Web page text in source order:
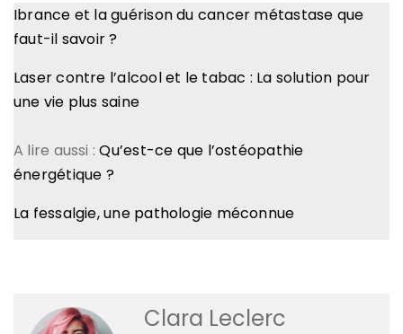
Ibrance et la guérison du cancer métastase que
faut-il savoir ?
Laser contre l’alcool et le tabac : La solution pour
une vie plus saine
A lire aussi :Qu’est-ce que l’ostéopathie
énergétique ?
La fessalgie, une pathologie méconnue
Clara Leclerc